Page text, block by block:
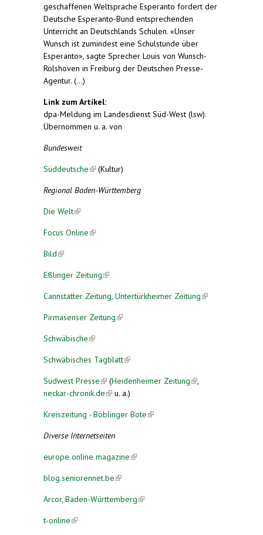
geschaffenen Weltsprache Esperanto fordert der
Deutsche Esperanto-Bund entsprechenden
Unterricht an Deutschlands Schulen. «Unser
Wunsch ist zumindest eine Schulstunde über
Esperanto», sagte Sprecher Louis von Wunsch-
Rolshoven in Freiburg der Deutschen Presse-
Agentur. (...)
Link zum Artikel:
dpa-Meldung im Landesdienst Süd-West (lsw).
Übernommen u. a. von
Bundesweit
Süddeutsche(link is external)
(Kultur)
Regional Baden-Württemberg
Die Welt(link is external)
Focus Online(link is external)
Bild(link is external)
Eßlinger Zeitung(link is external)
Cannstatter Zeitung, Untertürkheimer Zeitung(link is
Pirmasenser Zeitung(link is external)
Schwäbische(link is external)
Schwäbisches Tagblatt(link is external)
Südwest Presse(link is external)
(Heidenheimer Zeitung(link is
neckar-chronik.de(link is external)
u. a.)
Kreiszeitung - Böblinger Bote(link is external)
Diverse Internetseiten
europe online magazine(link is external)
blog.seniorennet.be(link is external)
Arcor, Baden-Württemberg(link is external)
t-online(link is external)